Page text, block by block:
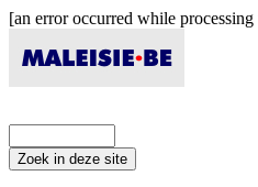
[an error occurred while